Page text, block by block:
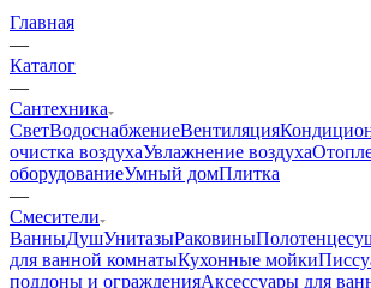
Главная
—
Каталог
—
Сантехника
СветВодоснабжениеВентиляция
очистка воздухаУвлажнение воздуха
оборудованиеУмный домПлитка
—
Смесители
ВанныДушУнитазыРаковины
для ванной комнатыКухонные мойки
поддоны и огражденияАксессуары для